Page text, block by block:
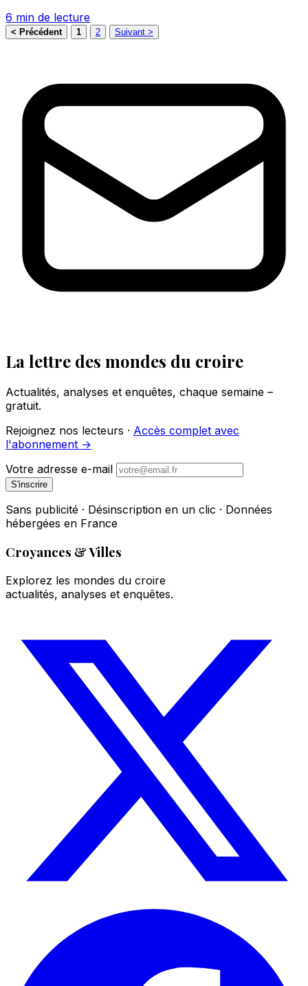
6 min de lecture
< Précédent 1 2 Suivant >
La lettre des mondes du croire
Actualités, analyses et enquêtes, chaque semaine –
gratuit.
Rejoignez nos lecteurs · Accès complet avec
l'abonnement →
Votre adresse e-mail
S'inscrire
Sans publicité · Désinscription en un clic · Données
hébergées en France
Croyances & Villes
Explorez les mondes du croire
actualités, analyses et enquêtes.